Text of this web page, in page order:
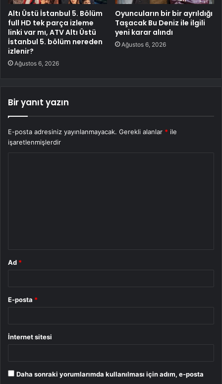
Altı Üstü İstanbul 5. Bölüm
full HD tek parça izleme
linki var mı, ATV Altı Üstü
İstanbul 5. bölüm nereden
izlenir?
Ağustos 6, 2026
Oyuncuların bir bir ayrıldığı
Taşacak Bu Deniz ile ilgili
yeni karar alındı
Ağustos 6, 2026
Bir yanıt yazın
E-posta adresiniz yayınlanmayacak. Gerekli alanlar * ile
işaretlenmişlerdir
Ad *
E-posta *
İnternet sitesi
Daha sonraki yorumlarımda kullanılması için adım, e-posta